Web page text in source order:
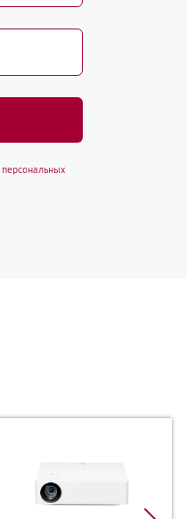
персональных